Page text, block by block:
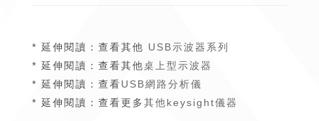
* 延伸閱讀：查看其他 USB示波器系列
* 延伸閱讀：查看其他桌上型示波器
* 延伸閱讀：查看USB網路分析儀
* 延伸閱讀：查看更多其他keysight儀器